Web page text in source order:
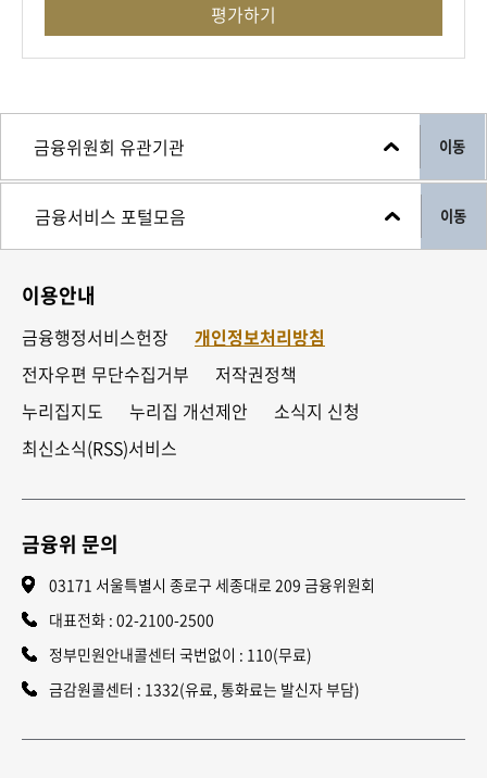
평가하기
이동
이동
이용안내
금융행정서비스헌장
개인정보처리방침
전자우편 무단수집거부
저작권정책
누리집지도
누리집 개선제안
소식지 신청
최신소식(RSS)서비스
금융위 문의
03171 서울특별시 종로구 세종대로 209 금융위원회
대표전화 : 02-2100-2500
정부민원안내콜센터 국번없이 : 110(무료)
금감원콜센터 : 1332(유료, 통화료는 발신자 부담)